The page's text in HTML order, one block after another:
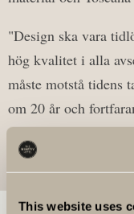
This website uses
"Design ska vara
hög kvalitet i alla
måste motstå tidens
om 20 år och
vacker. "